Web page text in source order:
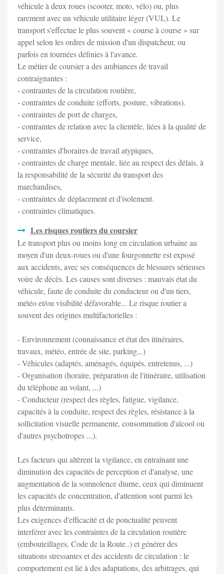
véhicule à deux roues (scooter, moto, vélo) ou, plus
rarement avec un véhicule utilitaire léger (VUL). Le
transport s'effectue le plus souvent « course à course » sur
appel selon les ordres de mission d'un dispatcheur, ou
parfois en tournées définies à l'avance.
Le métier de coursier a des ambiances de travail
contraignantes :
- contraintes de la circulation routière,
- contraintes de conduite (efforts, posture, vibrations).
- contraintes de port de charges,
- contraintes de relation avec la clientèle, liées à la qualité de
service,
- contraintes d'horaires de travail atypiques,
- contraintes de charge mentale, liée au respect des délais, à
la responsabilité de la sécurité du transport des
marchandises,
- contraintes de déplacement et d'isolement.
- contraintes climatiques.
Les risques routiers du coursier
Le transport plus ou moins long en circulation urbaine au
moyen d'un deux-roues ou d'une fourgonnette est exposé
aux accidents, avec ses conséquences de blessures sérieuses
voire de décès. Les causes sont diverses : mauvais état du
véhicule, faute de conduite du conducteur ou d'un tiers,
météo et/ou visibilité défavorable... Le risque routier a
souvent des origines multifactorielles :
- Environnement (connaissance et état des itinéraires,
travaux, météo, entrée de site, parking,..)
- Véhicules (adaptés, aménagés, équipés, entretenus, ...)
- Organisation (horaire, préparation de l'itinéraire, utilisation
du téléphone au volant, ...)
- Conducteur (respect des règles, fatigue, vigilance,
capacités à la conduite, respect des règles, résistance à la
sollicitation visuelle permanente, consommation d'alcool ou
d'autres psychotropes ...).
Les facteurs qui altèrent la vigilance, en entraînant une
diminution des capacités de perception et d'analyse, une
augmentation de la somnolence diurne, ceux qui diminuent
les capacités de concentration, d'attention sont parmi les
plus déterminants.
Les exigences d'efficacité et de ponctualité peuvent
interférer avec les contraintes de la circulation routière
(embouteillages, Code de la Route..) et générer des
situations stressantes et des accidents de circulation : le
comportement est lié à des adaptations, des arbitrages, qui